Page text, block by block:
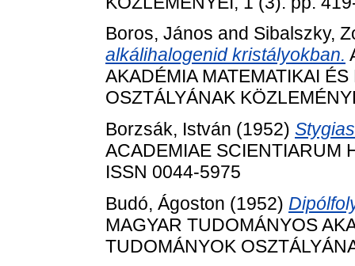
Boros, János and Sibalszky,
alkálihalogenid kristályokban.
AKADÉMIA MATEMATIKAI
OSZTÁLYÁNAK
Borzsák, István (1952)
ACADEMIAE SCIENTIARUM
ISSN 0044-5975
Budó, Ágoston (1952)
MAGYAR TUDOMÁNYOS
TUDOMÁNYOK